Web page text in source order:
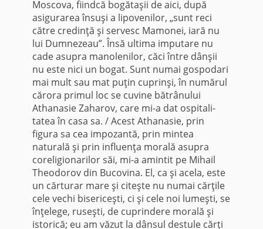
Moscova, fiindcă bogătaşii de aici, după
asigu­rarea însuşi a lipovenilor, „sunt reci
către credinţă şi servesc Mamonei, iară nu
lui Dumnezeau”. Însă ultima imputare nu
cade asupra manolenilor, căci între dânşii
nu este nici un bogat. Sunt numai gospodari
mai mult sau mat puţin cuprinşi, în numărul
cărora primul loc se cu­vine bătrânului
Athanasie Zaharov, care mi-a dat ospitali­
tatea în casa sa. / Acest Athanasie, prin
figura sa cea impozantă, prin mintea
naturală şi prin influenţa morală asupra
coreligionarilor săi, mi-a amintit pe Mihail
Theodorov din Bucovina. El, ca şi acela, este
un cărturar mare şi citeşte nu numai cărţile
cele vechi bisericeşti, ci şi cele noi lumeşti, se
înţelege, ruseşti, de cuprindere morală şi
istorică; eu am văzut la dânsul destule cărţi